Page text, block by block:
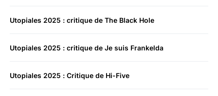
Utopiales 2025 : critique de The Black Hole
Utopiales 2025 : critique de Je suis Frankelda
Utopiales 2025 : Critique de Hi-Five